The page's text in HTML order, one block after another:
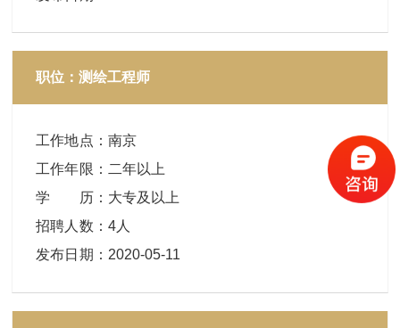
职位：测绘工程师
工作地点 ： 南京
工作年限 ： 二年以上
学 历： 大专及以上
招聘人数 ： 4人
发布日期 ： 2020-05-11